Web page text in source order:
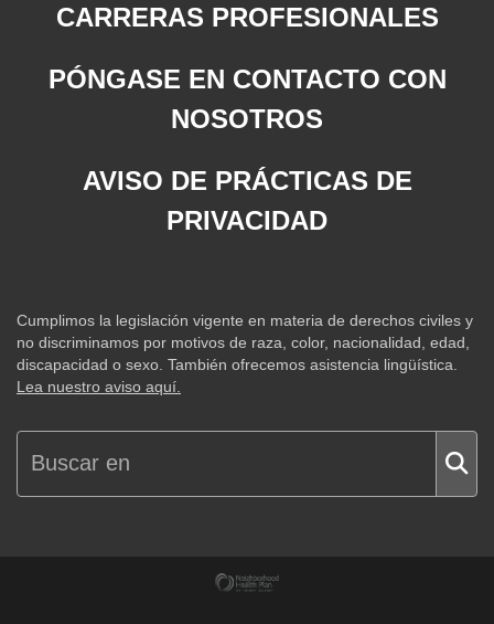
CARRERAS PROFESIONALES
PÓNGASE EN CONTACTO CON
NOSOTROS
AVISO DE PRÁCTICAS DE
PRIVACIDAD
Cumplimos la legislación vigente en materia de derechos civiles y
no discriminamos por motivos de raza, color, nacionalidad, edad,
discapacidad o sexo. También ofrecemos asistencia lingüística.
Lea nuestro aviso aquí.